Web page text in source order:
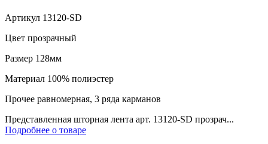
Артикул 13120-SD
Цвет прозрачный
Размер 128мм
Материал 100% полиэстер
Прочее равномерная, 3 ряда карманов
Представленная шторная лента арт. 13120-SD прозрач...
Подробнее о товаре